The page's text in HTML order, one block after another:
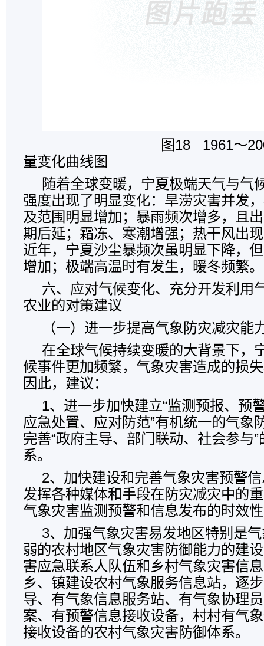
图18 1961～2009年
量变化曲线图
随着全球变暖，宁夏极端天气与气
强度出现了明显变化：旱涝灾害并发
及范围明显增加；暴雨频次增多，且
期后延；霜冻、寒潮增强；热干风出
近年，宁夏沙尘暴频次虽明显下降，
增加；极端高温时有发生，暖冬频繁。
六、应对气候变化、充分开发利用
农业的对策建议
（一）进一步提高气象防灾减灾能
在全球气候持续变暖的大背景下，
候事件更加频繁，气象灾害造成的损
因此，建议：
1、进一步加快建立“监测预报、预
应急处置、应对防范”有机统一的气象
完善“政府主导、部门联动、社会参与
系。
2、加快建设和完善气象灾害预警
发挥各种媒体和手段在防灾减灾中的
气象灾害监测预警和信息发布的时效
3、加强气象灾害易发地区特别是
弱的农村地区气象灾害防御能力的建
害应急联系人队伍和乡村气象灾害信
乡、镇建设农村气象服务信息站，逐
导、有气象信息服务站、有气象协理
案、有预警信息接收设备，村村有气
接收设备的农村气象灾害防御体系。